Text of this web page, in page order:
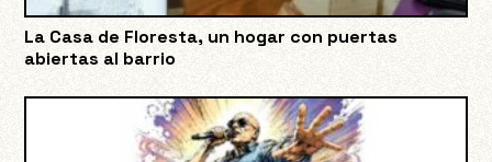
La Casa de Floresta, un hogar con puertas
abiertas al barrio